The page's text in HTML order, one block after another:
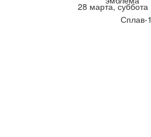
28 марта, суббота
Сплав-1